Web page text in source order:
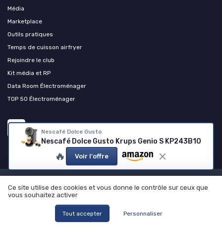
Nescafé Dolce Gusto
Nescafé Dolce Gusto Krups Genio S KP243B10
🔥 Voir l'offre
Média
Marketplace
Outils pratiques
Temps de cuisson airfryer
Rejoindre le club
Kit média et RP
Data Room Électroménager
TOP 50 Électroménager
Mentions légales Politique de confidentialité
Grande
enquête 2025 sur les appareils ménagers
© Appareils ménagers 2026
Ce site utilise des cookies et vous donne le contrôle sur ceux que
vous souhaitez activer
Tout accepter Personnaliser